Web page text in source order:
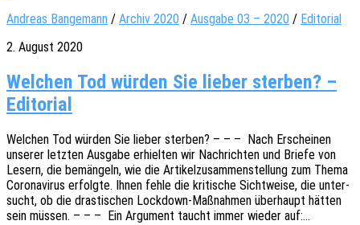
Andreas Bangemann / Archiv 2020 / Ausgabe 03 – 2020 / Editorial
2. August 2020
Welchen Tod würden Sie lieber sterben? –
Editorial
Welchen Tod würden Sie lieber ster­ben? – – – Nach Erschei­nen
unse­rer letz­ten Ausga­be erhiel­ten wir Nach­rich­ten und Briefe von
Lesern, die bemän­geln, wie die Arti­kel­zu­sam­men­stel­lung zum Thema
Coro­na­vi­rus erfolg­te. Ihnen fehle die kriti­sche Sicht­wei­se, die unter­
sucht, ob die dras­ti­schen Lock­­down-Maßnah­­men über­haupt hätten
sein müssen. – – – Ein Argu­ment taucht immer wieder auf:…